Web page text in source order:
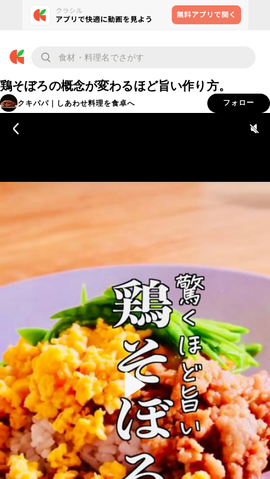
鶏そぼろの概念が変わるほど旨い作り方。
クキパパ｜しあわせ料理を食卓へ フォロー